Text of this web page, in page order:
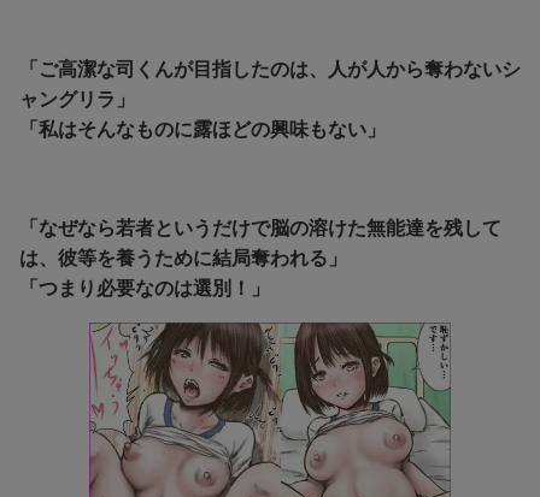
「ご高潔な司くんが目指したのは、人が人から奪わないシ
ャングリラ」
「私はそんなものに露ほどの興味もない」
「なぜなら若者というだけで脳の溶けた無能達を残して
は、彼等を養うために結局奪われる」
「つまり必要なのは選別！」